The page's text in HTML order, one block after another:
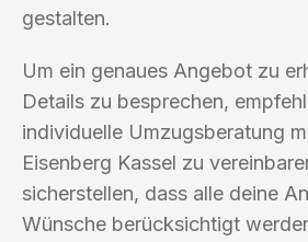
gestalten.
Um ein genaues Angebot zu
Details zu besprechen,
individuelle Umzugsberatung
Eisenberg Kassel zu
sicherstellen, dass alle deine
Wünsche berücksichtigt